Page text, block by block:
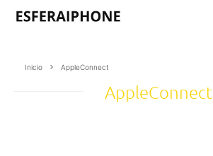
Inicio AppleConnect
AppleConnect